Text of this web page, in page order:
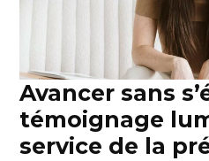
Avancer sans
témoignage
service de la